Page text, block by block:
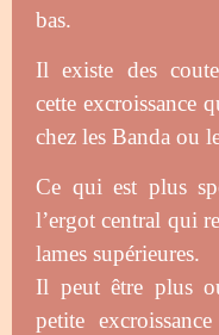
bas.
Il existe des
cette excroissance
chez les Banda ou
Ce qui est plus
l’ergot central qui
lames supérieures.
Il peut être plus
petite